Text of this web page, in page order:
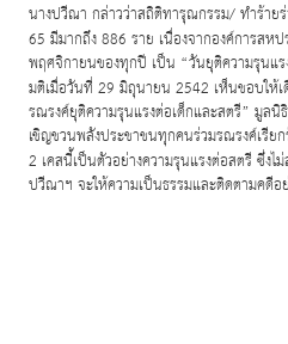
นางปวีณา กล่าวว่าสถิติทารุณกรรม/ทำร้าย
65 มีมากถึง886 ราย เนื่องจากองค์การสห
พฤศจิกายนของทุกปี เป็น “วันยุติความรุนแ
มติเมื่อวันที่ 29 มิถุนายน 2542 เห็นชอบให้
รณรงค์ยุติความรุนแรงต่อเด็กและสตรี” มูล
เชิญชวนพลังประชาชนทุกคนร่วมรณรงค์เรีย
2 เคสนี้เป็นตัวอย่างความรุนแรงต่อสตรี ซึ่
ปวีณาฯ จะให้ความเป็นธรรมและติดตามคดีอ